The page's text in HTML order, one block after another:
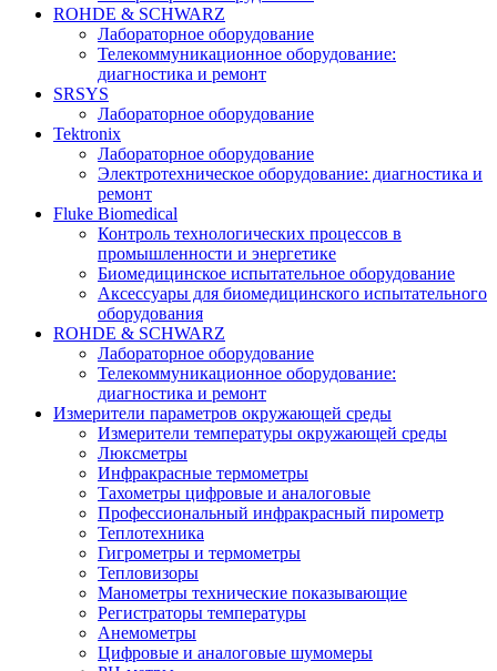
ROHDE & SCHWARZ
Лабораторное оборудование
Телекоммуникационное оборудование:
диагностика и ремонт
SRSYS
Лабораторное оборудование
Tektronix
Лабораторное оборудование
Электротехническое оборудование: диагностика и
ремонт
Fluke Biomedical
Контроль технологических процессов в
промышленности и энергетике
Биомедицинское испытательное оборудование
Аксессуары для биомедицинского испытательного
оборудования
ROHDE & SCHWARZ
Лабораторное оборудование
Телекоммуникационное оборудование:
диагностика и ремонт
Измерители параметров окружающей среды
Измерители температуры окружающей среды
Люксметры
Инфракрасные термометры
Тахометры цифровые и аналоговые
Профессиональный инфракрасный пирометр
Теплотехника
Гигрометры и термометры
Тепловизоры
Манометры технические показывающие
Регистраторы температуры
Анемометры
Цифровые и аналоговые шумомеры